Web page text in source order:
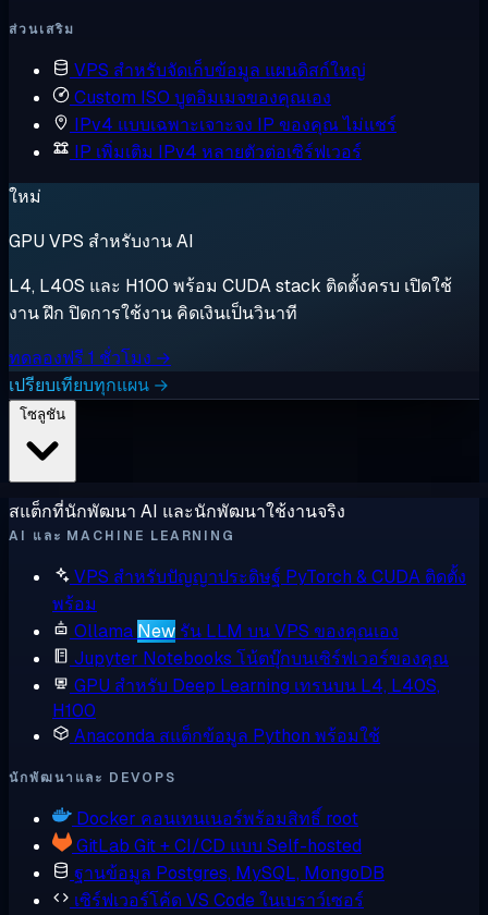
ส่วนเสริม
VPS สำหรับจัดเก็บข้อมูล แผนดิสก์ใหญ่
Custom ISO บูตอิมเมจของคุณเอง
IPv4 แบบเฉพาะเจาะจง IP ของคุณ ไม่แชร์
IP เพิ่มเติม IPv4 หลายตัวต่อเซิร์ฟเวอร์
ใหม่
GPU VPS สำหรับงาน AI
L4, L40S และ H100 พร้อม CUDA stack ติดตั้งครบ เปิดใช้
งาน ฝึก ปิดการใช้งาน คิดเงินเป็นวินาที
ทดลองฟรี 1 ชั่วโมง →
เปรียบเทียบทุกแผน →
สแต็กที่นักพัฒนา AI และนักพัฒนาใช้งานจริง
AI และ MACHINE LEARNING
VPS สำหรับปัญญาประดิษฐ์ PyTorch & CUDA ติดตั้ง
พร้อม
Ollama New รัน LLM บน VPS ของคุณเอง
Jupyter Notebooks โน้ตบุ๊กบนเซิร์ฟเวอร์ของคุณ
GPU สำหรับ Deep Learning เทรนบน L4, L40S,
H100
Anaconda สแต็กข้อมูล Python พร้อมใช้
นักพัฒนาและ DEVOPS
Docker คอนเทนเนอร์พร้อมสิทธิ์ root
GitLab Git + CI/CD แบบ Self-hosted
ฐานข้อมูล Postgres, MySQL, MongoDB
เซิร์ฟเวอร์โค้ดVS Code ในเบราว์เซอร์